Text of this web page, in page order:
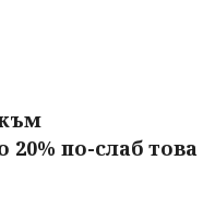
по-слаб това